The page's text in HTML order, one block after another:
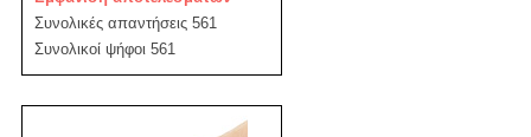
Συνολικές απαντήσεις 561
Συνολικοί ψήφοι 561